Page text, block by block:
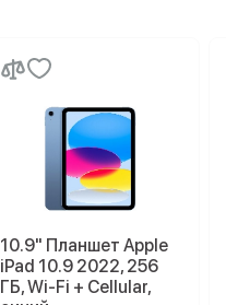
10.9" Планшет Apple
iPad 10.9 2022, 256
ГБ, Wi-Fi + Cellular,